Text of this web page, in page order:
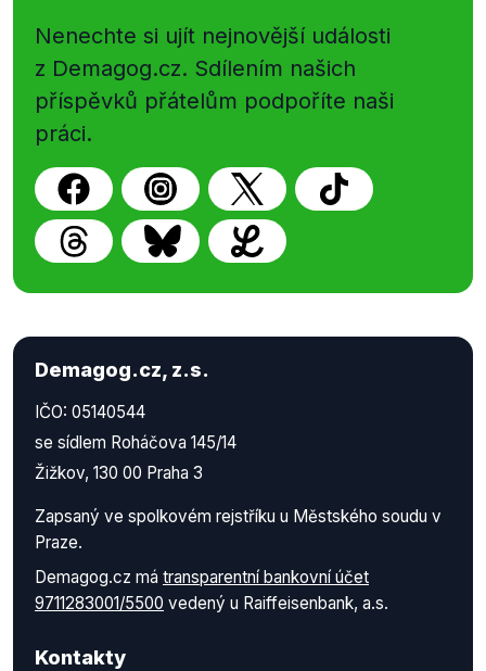
Nenechte si ujít nejnovější události
z Demagog.cz. Sdílením našich
příspěvků přátelům podpoříte naši
práci.
Demagog.cz, z.s.
IČO: 05140544
se sídlem Roháčova 145/14
Žižkov, 130 00 Praha 3
Zapsaný ve spolkovém rejstříku u Městského soudu v
Praze.
Demagog.cz má transparentní bankovní účet
9711283001/5500 vedený u Raiffeisenbank, a.s.
Kontakty